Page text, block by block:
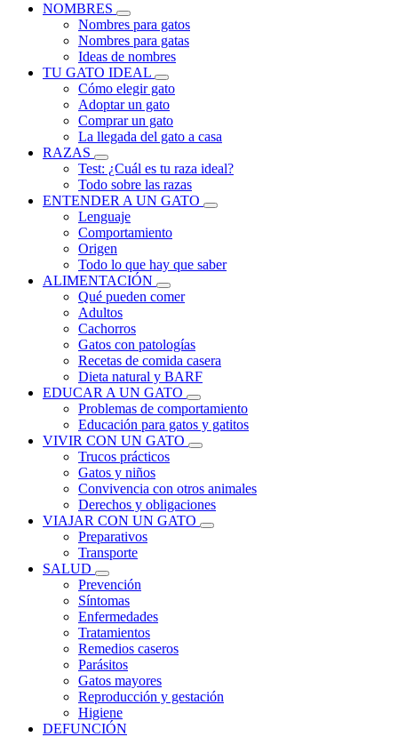
NOMBRES
Nombres para gatos
Nombres para gatas
Ideas de nombres
TU GATO IDEAL
Cómo elegir gato
Adoptar un gato
Comprar un gato
La llegada del gato a casa
RAZAS
Test: ¿Cuál es tu raza ideal?
Todo sobre las razas
ENTENDER A UN GATO
Lenguaje
Comportamiento
Origen
Todo lo que hay que saber
ALIMENTACIÓN
Qué pueden comer
Adultos
Cachorros
Gatos con patologías
Recetas de comida casera
Dieta natural y BARF
EDUCAR A UN GATO
Problemas de comportamiento
Educación para gatos y gatitos
VIVIR CON UN GATO
Trucos prácticos
Gatos y niños
Convivencia con otros animales
Derechos y obligaciones
VIAJAR CON UN GATO
Preparativos
Transporte
SALUD
Prevención
Síntomas
Enfermedades
Tratamientos
Remedios caseros
Parásitos
Gatos mayores
Reproducción y gestación
Higiene
DEFUNCIÓN